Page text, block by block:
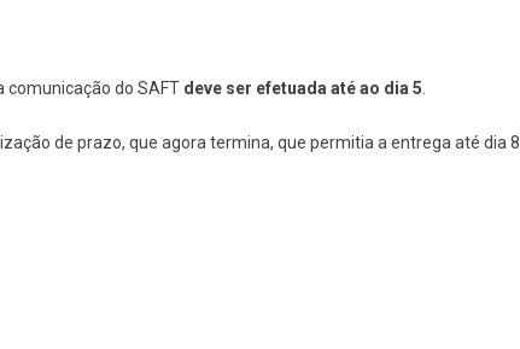
comunicação do SAFT deve ser efetuada até ao dia 5
de prazo, que agora termina, que permitia a entrega até dia 8.